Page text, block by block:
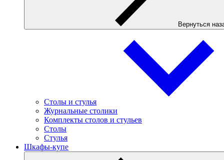
Вернуться
Столы и стулья
Журнальные столики
Комплекты столов и стульев
Столы
Стулья
Шкафы-купе